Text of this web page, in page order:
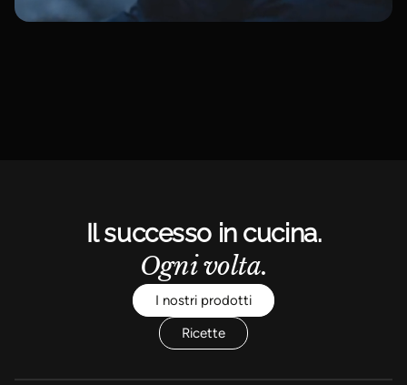
Il successo in cucina.
Ogni volta.
I nostri prodotti
Ricette